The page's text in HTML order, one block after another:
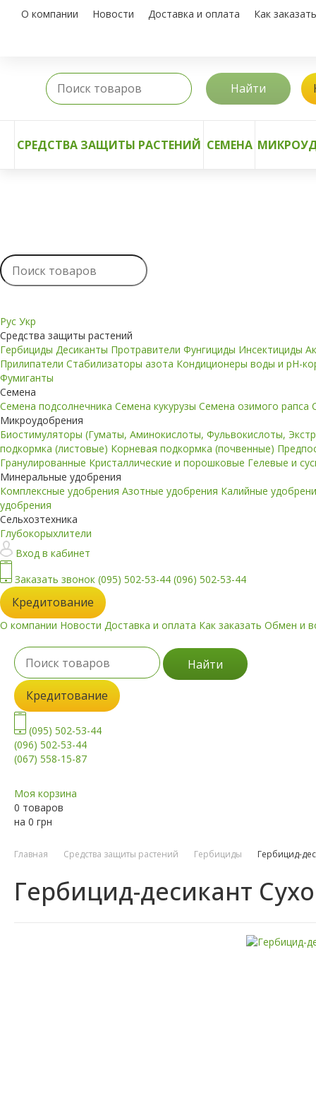
О компании Новости Доставка и оплата Как заказать
Найти
СРЕДСТВА ЗАЩИТЫ РАСТЕНИЙ СЕМЕНА
Рус Укр
Средства защиты растений
Гербициды Десиканты Протравители Фунгициды Инсектициды
Прилипатели Стабилизаторы азота Кондиционеры воды и pH-
Фумиганты
Семена
Семена подсолнечника Семена кукурузы Семена озимого рапса
Микроудобрения
Биостимуляторы (Гуматы, Аминокислоты, Фульвокислоты,
подкормка (листовые) Корневая подкормка (почвенные)
Гранулированные Кристаллические и порошковые Гелевые и
Минеральные удобрения
Комплексные удобрения Азотные удобрения Калийные
удобрения
Сельхозтехника
Глубокорыхлители
Вход в кабинет
Заказать звонок (095) 502-53-44 (096) 502-53-44
Кредитование
О компании Новости Доставка и оплата Как заказать Обмен и
Найти
Кредитование
(095) 502-53-44
(096) 502-53-44
(067) 558-15-87
Моя корзина
0 товаров
на 0 грн
Главная Средства защиты растений Гербициды Гербицид-
Гербицид-десикант